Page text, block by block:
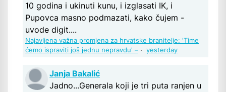
10 godina i ukinuti kunu, i izglasati IK, i
Pupovca masno podmazati, kako čujem -
uvode digit....
Najavljena važna promjena za hrvatske branitelje: 'Time
ćemo ispraviti još jednu nepravdu' – · yesterday
Janja Bakalić
Jadno...Generala koji je tri puta ranjen u